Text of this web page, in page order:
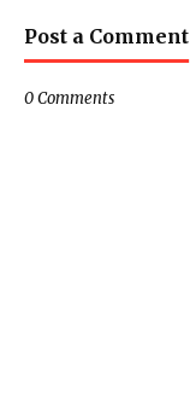
Post a Comment
0 Comments